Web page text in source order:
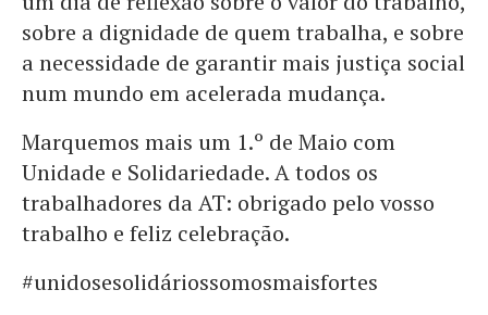
sobre a dignidade de quem trabalha, e sobre
a necessidade de garantir mais justiça social
num mundo em acelerada mudança.
Marquemos mais um 1.º de Maio com
Unidade e Solidariedade. A todos os
trabalhadores da AT: obrigado pelo vosso
trabalho e feliz celebração.
#unidosesolidáriossomosmaisfortes